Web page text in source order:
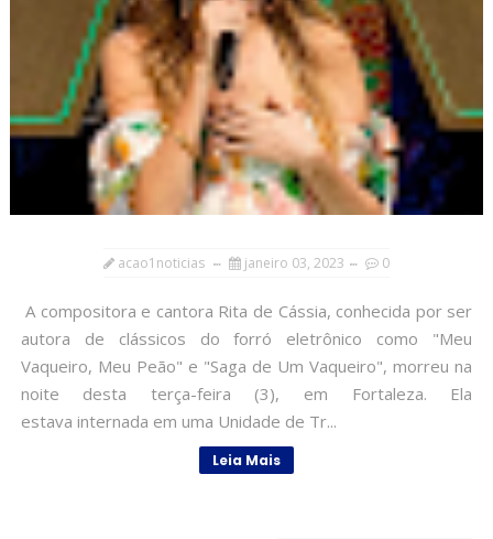
acao1noticias janeiro 03, 2023 0
A compositora e cantora Rita de Cássia, conhecida por ser
autora de clássicos do forró eletrônico como "Meu
Vaqueiro, Meu Peão" e "Saga de Um Vaqueiro", morreu na
noite desta terça-feira (3), em Fortaleza. Ela
estava internada em uma Unidade de Tr...
Leia Mais